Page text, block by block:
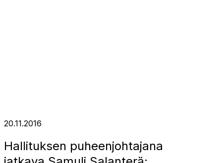
20.11.2016
Hallituksen puheenjohtajana